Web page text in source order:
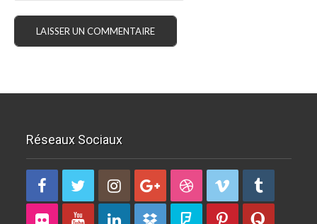
Réseaux Sociaux